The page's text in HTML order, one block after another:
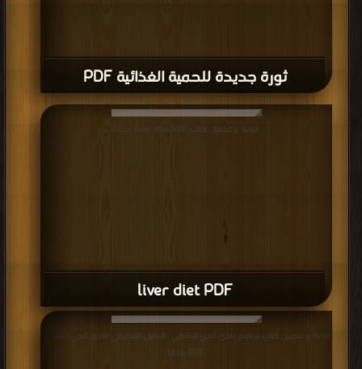
ثورة جديدة للحمية الغذائية PDF
liver diet PDF
قراءة و تحميل كتاب liver diet PDF مجانا
قراءة و تحميل كتاب برنامج نادي الحي الشبابي : الدليل التنظيمي لنادي الحي الشبابي
PDF مجانا